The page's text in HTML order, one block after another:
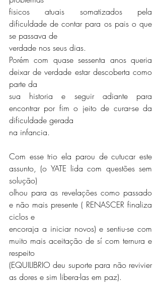
fisicos atuais somatizados pela
dificuldade de contar para os pais o que
se passava de
verdade nos seus dias.
Porém com quase sessenta anos queria
deixar de verdade estar descoberta como
parte da
sua historia e seguir adiante para
encontrar por fim o jeito de curar-se da
dificuldade gerada
na infancia.
Com esse trio ela parou de cutucar este
assunto, (o YATE lida com questões sem
solução)
olhou para as revelações como passado
e não mais presente ( RENASCER finaliza
ciclos e
encoraja a iniciar novos) e sentiu-se com
muito mais aceitação de sí com ternura e
respeito
(EQUILIBRIO deu suporte para não revivier
as dores e sim libera-las em paz).